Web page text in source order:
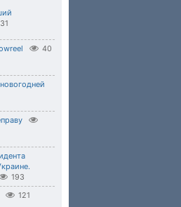
40
193
121